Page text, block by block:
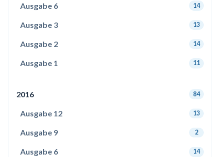
Ausgabe 6 14
Ausgabe 3 13
Ausgabe 2 14
Ausgabe 1 11
2016 84
Ausgabe 12 13
Ausgabe 9 2
Ausgabe 6 14